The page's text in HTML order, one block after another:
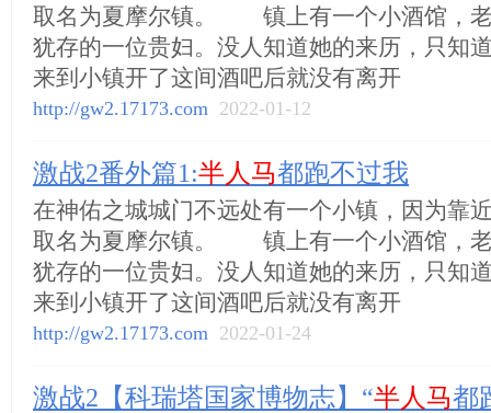
取名为夏摩尔镇。 镇上有一个小酒馆，老
犹存的一位贵妇。没人知道她的来历，只知
来到小镇开了这间酒吧后就没有离开
http://gw2.17173.com 2022-01-12
激战2番外篇1:半人马都跑不过我
在神佑之城城门不远处有一个小镇，因为靠
取名为夏摩尔镇。 镇上有一个小酒馆，老
犹存的一位贵妇。没人知道她的来历，只知
来到小镇开了这间酒吧后就没有离开
http://gw2.17173.com 2022-01-24
激战2【科瑞塔国家博物志】“半人马都